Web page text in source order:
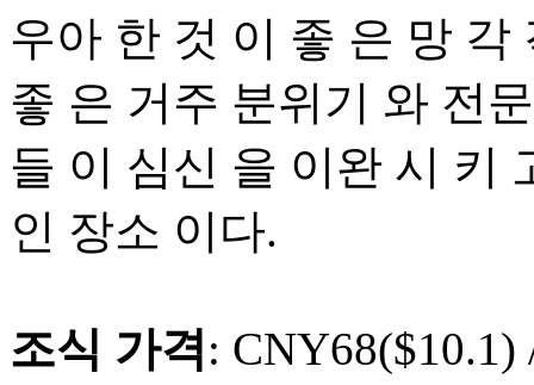
우아 한 것 이 좋 은 망
좋 은 거주 분위기 와 전
들 이 심신 을 이완 시 키
인 장소 이다.
조식 가격: CNY68($10.1)